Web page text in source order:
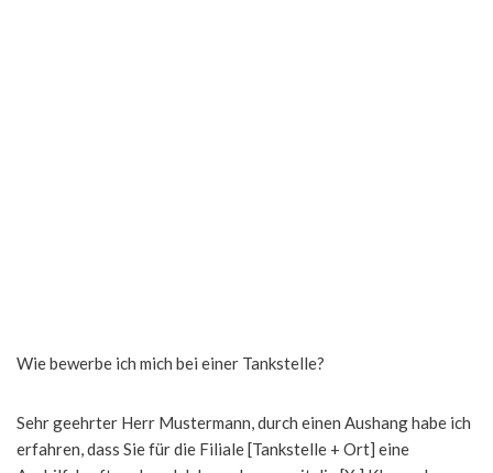
Wie bewerbe ich mich bei einer Tankstelle?
Sehr geehrter Herr Mustermann, durch einen Aushang habe ich
erfahren, dass Sie für die Filiale [Tankstelle + Ort] eine